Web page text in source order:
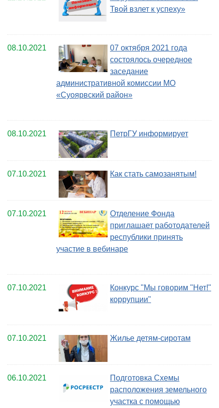
Твой взлет к успеху»
08.10.2021
07 октября 2021 года
состоялось очередное
заседание
административной комиссии МО
«Суоярвский район»
08.10.2021 ПетрГУ информирует
07.10.2021 Как стать самозанятым!
07.10.2021
Отделение Фонда
приглашает работодателей
республики принять
участие в вебинаре
07.10.2021
Конкурс "Мы говорим "Нет!"
коррупции"
07.10.2021 Жилье детям-сиротам
06.10.2021
Подготовка Схемы
расположения земельного
участка с помощью